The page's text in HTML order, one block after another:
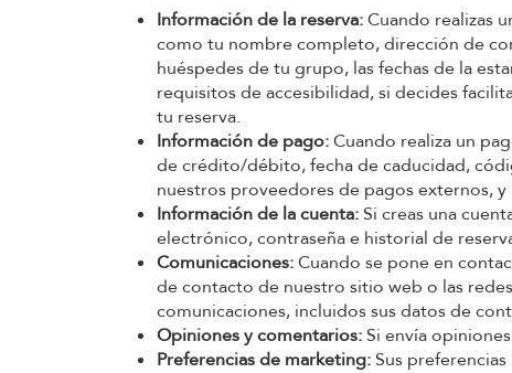
Información de la reserva:Cuando realizas
como tu nombre completo, dirección de
huéspedes de tu grupo, las fechas de la
requisitos de accesibilidad, si decides
tu reserva.
Información de pago:Cuando realiza un
de crédito/débito, fecha de caducidad,
nuestros proveedores de pagos externos,
Información de la cuenta:Si creas una
electrónico, contraseña e historial de
Comunicaciones:Cuando se pone en
de contacto de nuestro sitio web o las
comunicaciones, incluidos sus datos de
Opiniones y comentarios:Si envía
Preferencias de marketing:Sus